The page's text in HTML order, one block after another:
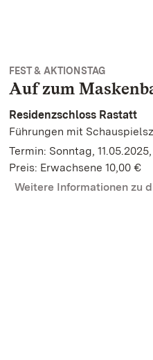
FEST & AKTIONSTAG
Auf zum
Residenzschloss Rastatt
Führungen mit
Termin: Sonntag, 11.05.2025,
Preis: Erwachsene 10,00 €
Weitere Informationen zu